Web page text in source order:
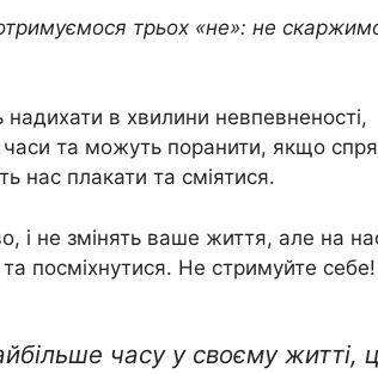
трьох «не»: не
в хвилини невпевненості,
та можуть поранити, якщо
нас плакати та сміятися.
і не змінять ваше життя, але на
посміхнутися. Не стримуйте себе!
часу у своєму житті,